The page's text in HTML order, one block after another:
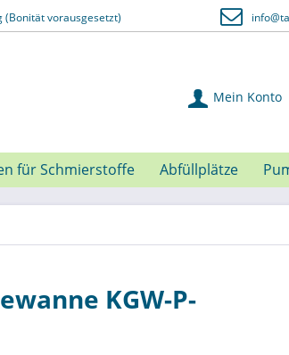
(Bonität vorausgesetzt)
Mein Konto
für Schmierstoffe Abfüllplätze
KGW-P-